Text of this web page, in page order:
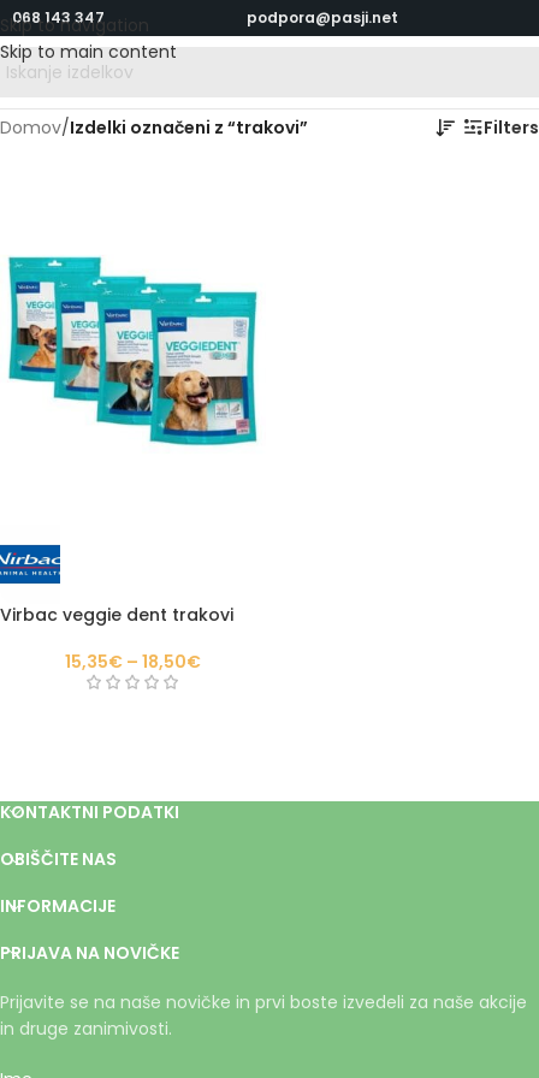
Skip to navigation
Skip to main content
068 143 347 podpora@pasji.net
Domov/Izdelki označeni z “trakovi” Filters
Virbac veggie dent trakovi
15,35€ – 18,50€
KONTAKTNI PODATKI
OBIŠČITE NAS
INFORMACIJE
PRIJAVA NA NOVIČKE
Prijavite se na naše novičke in prvi boste izvedeli za naše akcije
in druge zanimivosti.